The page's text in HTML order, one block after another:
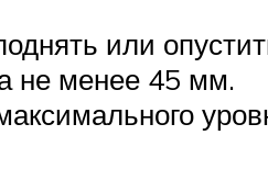
или
не менее 45 мм.